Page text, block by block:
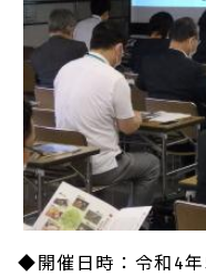
◆開催日時：令和4年